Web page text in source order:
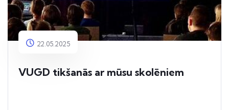
22.05.2025
VUGD tikšanās ar mūsu skolēniem